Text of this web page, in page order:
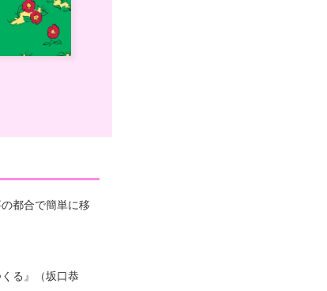
都合で簡単に移
る』（坂口恭